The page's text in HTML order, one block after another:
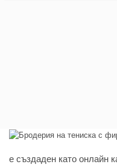
e създаден като онлайн